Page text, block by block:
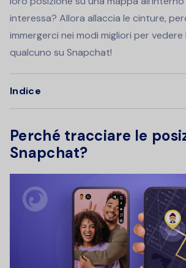
interessa? Allora allaccia le cinture,
immergerci nei modi migliori per
qualcuno su Snapchat!
Indice
Perché tracciare le
Snapchat?